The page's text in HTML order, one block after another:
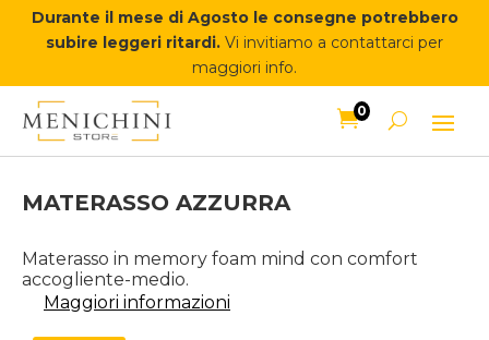
Durante il mese di Agosto le consegne potrebbero
subire leggeri ritardi. Vi invitiamo a contattarci per
maggiori info.
0
MATERASSO AZZURRA
Materasso in memory foam mind con comfort
accogliente-medio.
Maggiori informazioni